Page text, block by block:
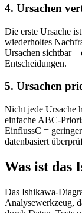
4. Ursachen
Die erste Ursache
wiederholtes
Ursachen sichtbar –
Entscheidungen.
5. Ursachen
Nicht jede Ursache
einfache ABC-
EinflussC =
datenbasiert
Was ist das
Das Ishikawa-
Analysewerkzeug,